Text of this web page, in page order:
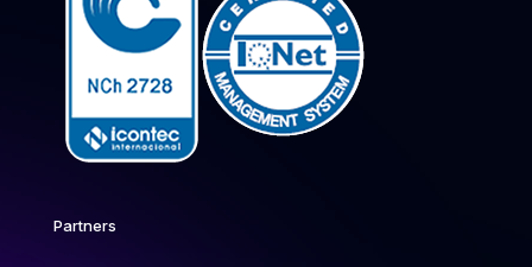
Partners